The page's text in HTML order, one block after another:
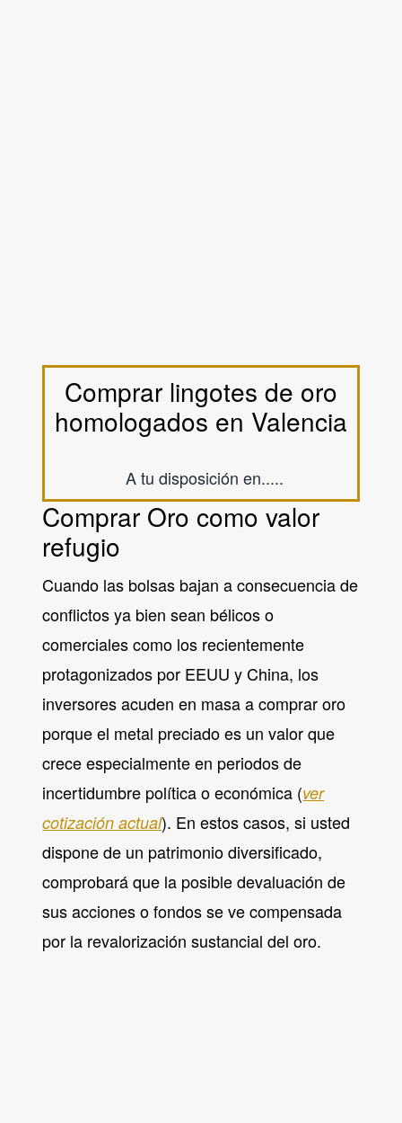
Comprar lingotes de oro
homologados en Valencia
A tu disposición en.....
Comprar Oro como valor
refugio
Cuando las bolsas bajan a consecuencia de
conflictos ya bien sean bélicos o
comerciales como los recientemente
protagonizados por EEUU y China, los
inversores acuden en masa a comprar oro
porque el metal preciado es un valor que
crece especialmente en periodos de
incertidumbre política o económica (ver
cotización actual). En estos casos, si usted
dispone de un patrimonio diversificado,
comprobará que la posible devaluación de
sus acciones o fondos se ve compensada
por la revalorización sustancial del oro.